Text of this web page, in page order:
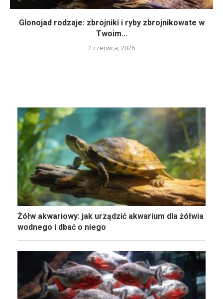
Glonojad rodzaje: zbrojniki i ryby zbrojnikowate w
Twoim...
2 czerwca, 2026
Żółw akwariowy: jak urządzić akwarium dla żółwia
wodnego i dbać o niego